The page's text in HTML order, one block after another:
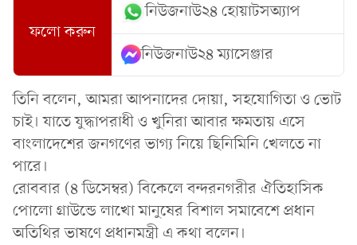
ফলো করুন
নিউজনাউ২৪ হোয়াটসঅ্যাপ
নিউজনাউ২৪ ম্যাসেঞ্জার
তিনি বলেন, আমরা আপনাদের দোয়া, সহযোগিতা ও ভোট
চাই। যাতে যুদ্ধাপরাধী ও খুনিরা আবার ক্ষমতায় এসে
বাংলাদেশের জনগণের ভাগ্য নিয়ে ছিনিমিনি খেলতে না
পারে।
রোববার (৪ ডিসেম্বর) বিকেলে বন্দরনগরীর ঐতিহাসিক
পোলো গ্রাউন্ডে লাখো মানুষের বিশাল সমাবেশে প্রধান
অতিথির ভাষণে প্রধানমন্ত্রী এ কথা বলেন।